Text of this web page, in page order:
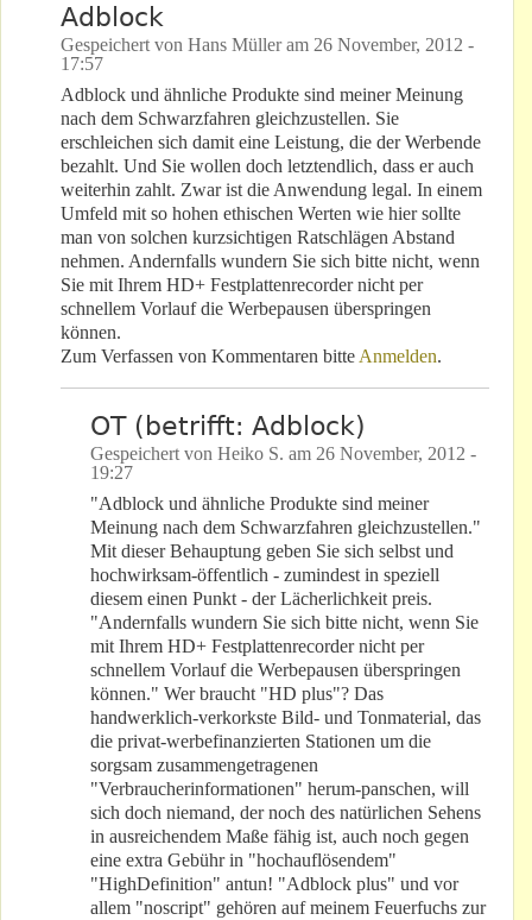
Adblock
Gespeichert von Hans Mülleram 26 November, 2012 -
17:57
Adblock und ähnliche Produkte sind meiner Meinung
nach dem Schwarzfahren gleichzustellen. Sie
erschleichen sich damit eine Leistung, die der Werbende
bezahlt. Und Sie wollen doch letztendlich, dass er auch
weiterhin zahlt. Zwar ist die Anwendung legal. In einem
Umfeld mit so hohen ethischen Werten wie hier sollte
man von solchen kurzsichtigen Ratschlägen Abstand
nehmen. Andernfalls wundern Sie sich bitte nicht, wenn
Sie mit Ihrem HD+ Festplattenrecorder nicht per
schnellem Vorlauf die Werbepausen überspringen
können.
Zum Verfassen von Kommentaren bitte Anmelden.
OT (betrifft: Adblock)
Gespeichert von Heiko S. am 26 November, 2012 -
19:27
"Adblock und ähnliche Produkte sind meiner
Meinung nach dem Schwarzfahren gleichzustellen."
Mit dieser Behauptung geben Sie sich selbst und
hochwirksam-öffentlich - zumindest in speziell
diesem einen Punkt - der Lächerlichkeit preis.
"Andernfalls wundern Sie sich bitte nicht, wenn Sie
mit Ihrem HD+ Festplattenrecorder nicht per
schnellem Vorlauf die Werbepausen überspringen
können." Wer braucht "HD plus"? Das
handwerklich-verkorkste Bild- und Tonmaterial, das
die privat-werbefinanzierten Stationen um die
sorgsam zusammengetragenen
"Verbraucherinformationen" herum-panschen, will
sich doch niemand, der noch des natürlichen Sehens
in ausreichendem Maße fähig ist, auch noch gegen
eine extra Gebühr in "hochauflösendem"
"HighDefinition" antun! "Adblock plus" und vor
allem "noscript" gehören auf meinem Feuerfuchs zur